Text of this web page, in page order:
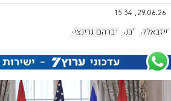
29.06.26, 15:34
חיזבאללה לבנון אברהם גרינצייג